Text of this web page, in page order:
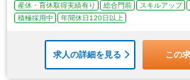
産休・育休取得実績有り
総合門前 スキルアップ
積極採用中
年間休日120日以上
求人の詳細を見る この